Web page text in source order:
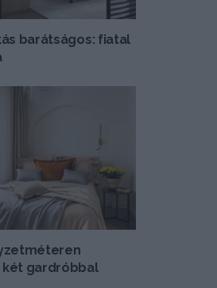
barátságos: fiatal
gardróbbal